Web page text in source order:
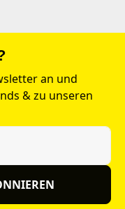
an und
& zu unseren